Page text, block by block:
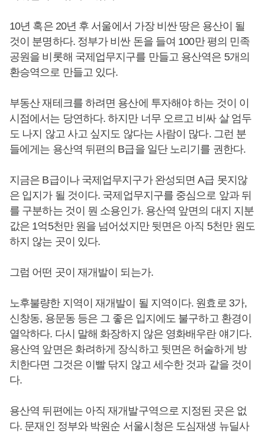
10년 혹은 20년 후 서울에서 가장 비싼 땅은 용산이 될
것이 분명하다. 정부가 비싼 돈을 들여 100만 평의 민족
공원을 비롯해 국제업무지구를 만들고 용산역은 5개의
환승역으로 만들고 있다.
부동산 재테크를 하려면 용산에 투자해야 하는 것이 이
시점에서는 당연하다. 하지만 너무 오르고 비싸 살 엄두
도 나지 않고 사고 싶지도 않다는 사람이 많다. 그런 분
들에게는 용산역 뒤편의 B급을 일단 노리기를 권한다.
지금은 B급이나 국제업무지구가 완성되면 A급 못지않
은 입지가 될 것이다. 국제업무지구를 중심으로 앞과 뒤
를 구분하는 것이 뭔 소용인가. 용산역 앞면의 대지 지분
값은 1억5천만 원을 넘어섰지만 뒷면은 아직 5천만 원도
하지 않는 곳이 있다.
그럼 어떤 곳이 재개발이 되는가.
노후불량한 지역이 재개발이 될 지역이다. 원효로 3가,
신창동, 용문동 등은 그 좋은 입지에도 불구하고 환경이
열악하다. 다시 말해 화장하지 않은 영화배우란 얘기다.
용산역 앞면은 화려하게 장식하고 뒷면은 허술하게 방
치한다면 그것은 이빨 닦지 않고 세수한 것과 같을 것이
다.
용산역 뒤편에는 아직 재개발구역으로 지정된 곳은 없
다. 문재인 정부와 박원순 서울시청은 도심재생 뉴딜사